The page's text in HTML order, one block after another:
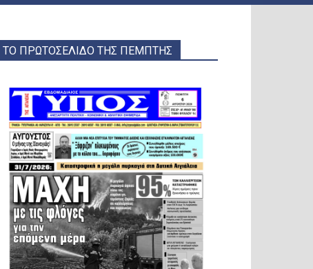
ΤΟ ΠΡΩΤΟΣΕΛΙΔΟ ΤΗΣ ΠΕΜΠΤΗΣ